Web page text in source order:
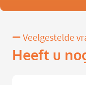
Veelgestelde
Heeft u